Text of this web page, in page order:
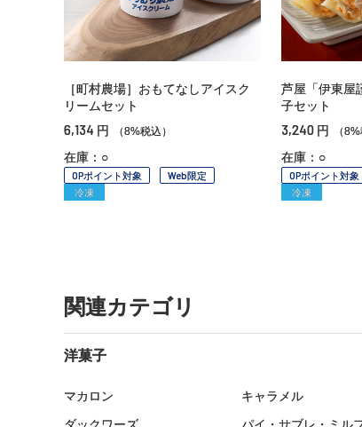
［町村農場］おもてなしアイスク
リームセット
6,134 円 （8%税込）
在庫：○
OPポイント対象
Web限定
冷凍
芦屋「伊東
子セット
3,240 円 （
在庫：○
OPポイント対象
冷凍
関連カテゴリ
洋菓子
マカロン キャラメル
ダックワーズ
パイ・サブレ・ミル